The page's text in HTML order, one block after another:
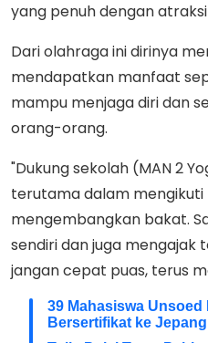
yang penuh dengan
Dari olahraga ini dirinya
mendapatkan manfaat
mampu menjaga diri dan
orang-orang.
"Dukung sekolah (MAN 2
terutama dalam mengikuti
mengembangkan bakat.
sendiri dan juga
jangan cepat puas, terus
39 Mahasiswa Unsoed
Bersertifikat ke Jepang